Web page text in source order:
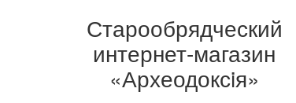
Старообрядческий
интернет-магазин
«Археодоксiя»